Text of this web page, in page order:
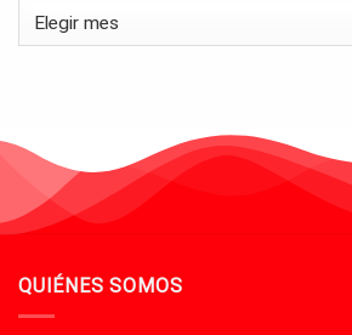
Archivos
QUIÉNES SOMOS